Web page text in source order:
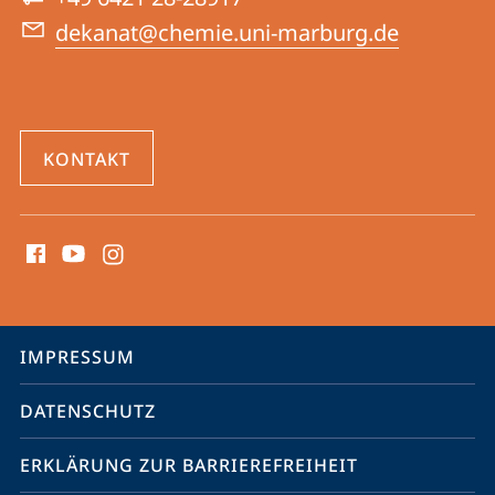
dekanat@chemie.uni-marburg.de
KONTAKT
Media
Service-
Navigation
IMPRESSUM
DATENSCHUTZ
ERKLÄRUNG ZUR BARRIEREFREIHEIT